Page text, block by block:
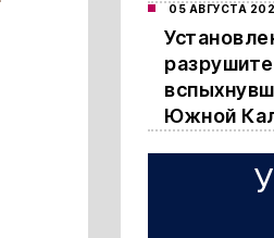
05 АВГУСТА
Южной